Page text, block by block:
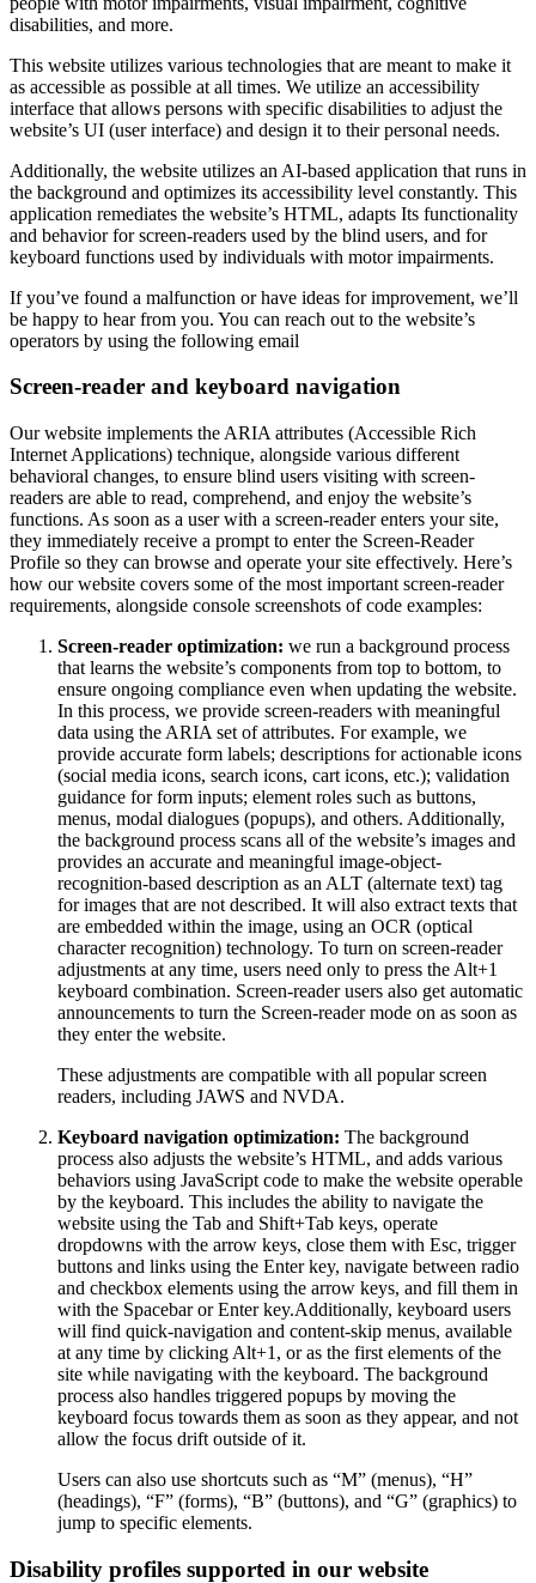
disabilities, and more.
This website utilizes various technologies that are meant to make it
as accessible as possible at all times. We utilize an accessibility
interface that allows persons with specific disabilities to adjust the
website’s UI (user interface) and design it to their personal needs.
Additionally, the website utilizes an AI-based application that runs in
the background and optimizes its accessibility level constantly. This
application remediates the website’s HTML, adapts Its functionality
and behavior for screen-readers used by the blind users, and for
keyboard functions used by individuals with motor impairments.
If you’ve found a malfunction or have ideas for improvement, we’ll
be happy to hear from you. You can reach out to the website’s
operators by using the following email
Screen-reader and keyboard navigation
Our website implements the ARIA attributes (Accessible Rich
Internet Applications) technique, alongside various different
behavioral changes, to ensure blind users visiting with screen-
readers are able to read, comprehend, and enjoy the website’s
functions. As soon as a user with a screen-reader enters your site,
they immediately receive a prompt to enter the Screen-Reader
Profile so they can browse and operate your site effectively. Here’s
how our website covers some of the most important screen-reader
requirements, alongside console screenshots of code examples:
Screen-reader optimization: we run a background process
that learns the website’s components from top to bottom, to
ensure ongoing compliance even when updating the website.
In this process, we provide screen-readers with meaningful
data using the ARIA set of attributes. For example, we
provide accurate form labels; descriptions for actionable icons
(social media icons, search icons, cart icons, etc.); validation
guidance for form inputs; element roles such as buttons,
menus, modal dialogues (popups), and others. Additionally,
the background process scans all of the website’s images and
provides an accurate and meaningful image-object-
recognition-based description as an ALT (alternate text) tag
for images that are not described. It will also extract texts that
are embedded within the image, using an OCR (optical
character recognition) technology. To turn on screen-reader
adjustments at any time, users need only to press the Alt+1
keyboard combination. Screen-reader users also get automatic
announcements to turn the Screen-reader mode on as soon as
they enter the website.
These adjustments are compatible with all popular screen
readers, including JAWS and NVDA.
Keyboard navigation optimization: The background
process also adjusts the website’s HTML, and adds various
behaviors using JavaScript code to make the website operable
by the keyboard. This includes the ability to navigate the
website using the Tab and Shift+Tab keys, operate
dropdowns with the arrow keys, close them with Esc, trigger
buttons and links using the Enter key, navigate between radio
and checkbox elements using the arrow keys, and fill them in
with the Spacebar or Enter key.Additionally, keyboard users
will find quick-navigation and content-skip menus, available
at any time by clicking Alt+1, or as the first elements of the
site while navigating with the keyboard. The background
process also handles triggered popups by moving the
keyboard focus towards them as soon as they appear, and not
allow the focus drift outside of it.
Users can also use shortcuts such as “M” (menus), “H”
(headings), “F” (forms), “B” (buttons), and “G” (graphics) to
jump to specific elements.
Disability profiles supported in our website